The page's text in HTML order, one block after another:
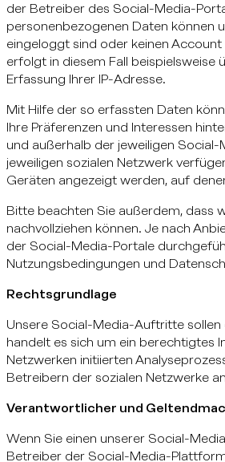
der Betreiber des Social-Media-
personenbezogenen Daten können
eingeloggt sind oder keinen
erfolgt in diesem Fall
Erfassung Ihrer IP-Adresse.
Mit Hilfe der so erfassten Daten
Ihre Präferenzen und Interessen
und außerhalb der jeweiligen
jeweiligen sozialen Netzwerk
Geräten angezeigt werden, auf
Bitte beachten Sie außerdem, dass
nachvollziehen können. Je nach
der Social-Media-Portale
Nutzungsbedingungen und
Rechtsgrundlage
Unsere Social-Media-Auftritte
handelt es sich um ein berechtigtes
Netzwerken initiierten
Betreibern der sozialen Netzwerke
Verantwortlicher und
Wenn Sie einen unserer Social-
Betreiber der Social-Media-